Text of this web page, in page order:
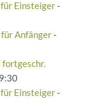
für Einsteiger-
für Anfänger-
fortgeschr.
für Einsteiger-